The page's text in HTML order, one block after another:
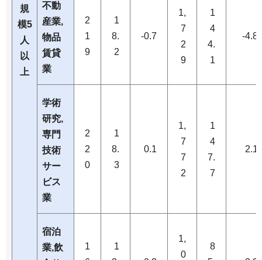
規
模5
人
以
上
不動
産業,
物品
賃貸
業
2
1
9
1
8.
2
-0.7
1,
7
2
9
1
4
4.
1
-4.8
学術
研究,
専門
技術
サー
ビス
業
2
2
0
1
8.
3
0.1
1,
7
7
2
1
4
7.
7
2.1
宿泊
業,飲
1
1
1,
0
8